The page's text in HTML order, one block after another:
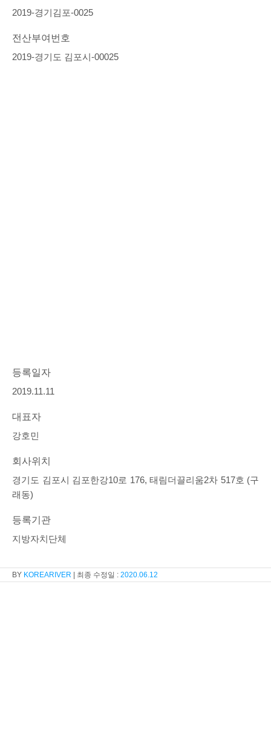
2019-경기김포-0025
전산부여번호
2019-경기도 김포시-00025
등록일자
2019.11.11
대표자
강호민
회사위치
경기도 김포시 김포한강10로 176, 태림더끌리움2차 517호 (구
래동)
등록기관
지방자치단체
KOREARIVER 2020.06.12